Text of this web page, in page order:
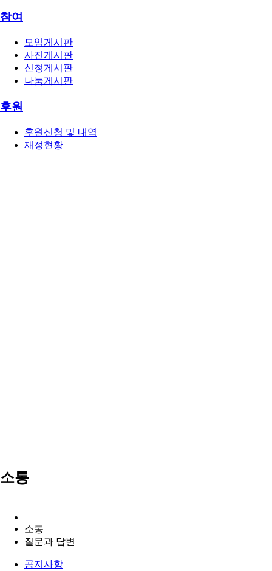
참여
모임게시판
사진게시판
신청게시판
나눔게시판
후원
후원신청 및 내역
재정현황
소통
소통
질문과 답변
공지사항